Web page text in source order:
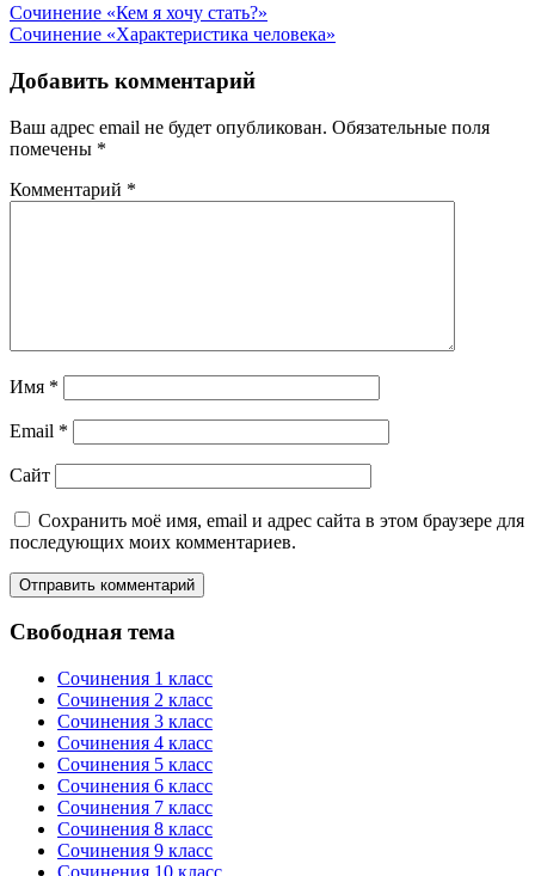
Навигация
по
записям
Сочинение «Кем я хочу стать?»
Сочинение «Характеристика человека»
Добавить комментарий
Ваш адрес email не будет опубликован. Обязательные поля
помечены *
Комментарий *
Имя *
Email *
Сайт
Сохранить моё имя, email и адрес сайта в этом браузере для
последующих моих комментариев.
Свободная тема
Сочинения 1 класс
Сочинения 2 класс
Сочинения 3 класс
Сочинения 4 класс
Сочинения 5 класс
Сочинения 6 класс
Сочинения 7 класс
Сочинения 8 класс
Сочинения 9 класс